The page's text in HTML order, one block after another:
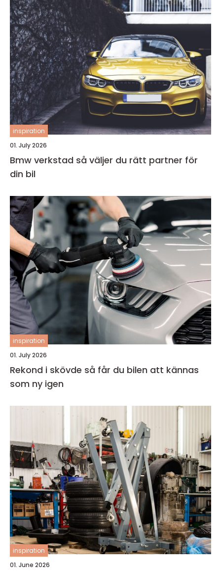
inspiration
01. July 2026
Bmw verkstad så väljer du rätt partner för
din bil
inspiration
01. July 2026
Rekond i skövde så får du bilen att kännas
som ny igen
inspiration
01. June 2026